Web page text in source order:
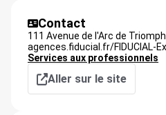
Contact
111 Avenue de l'Arc de
agences.fiducial.fr/FIDUCIAL-
Services aux professionnels
Aller sur le site